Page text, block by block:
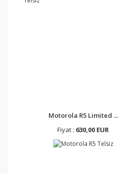
Motorola R5 Limited ...
Fiyat : 630,00 EUR